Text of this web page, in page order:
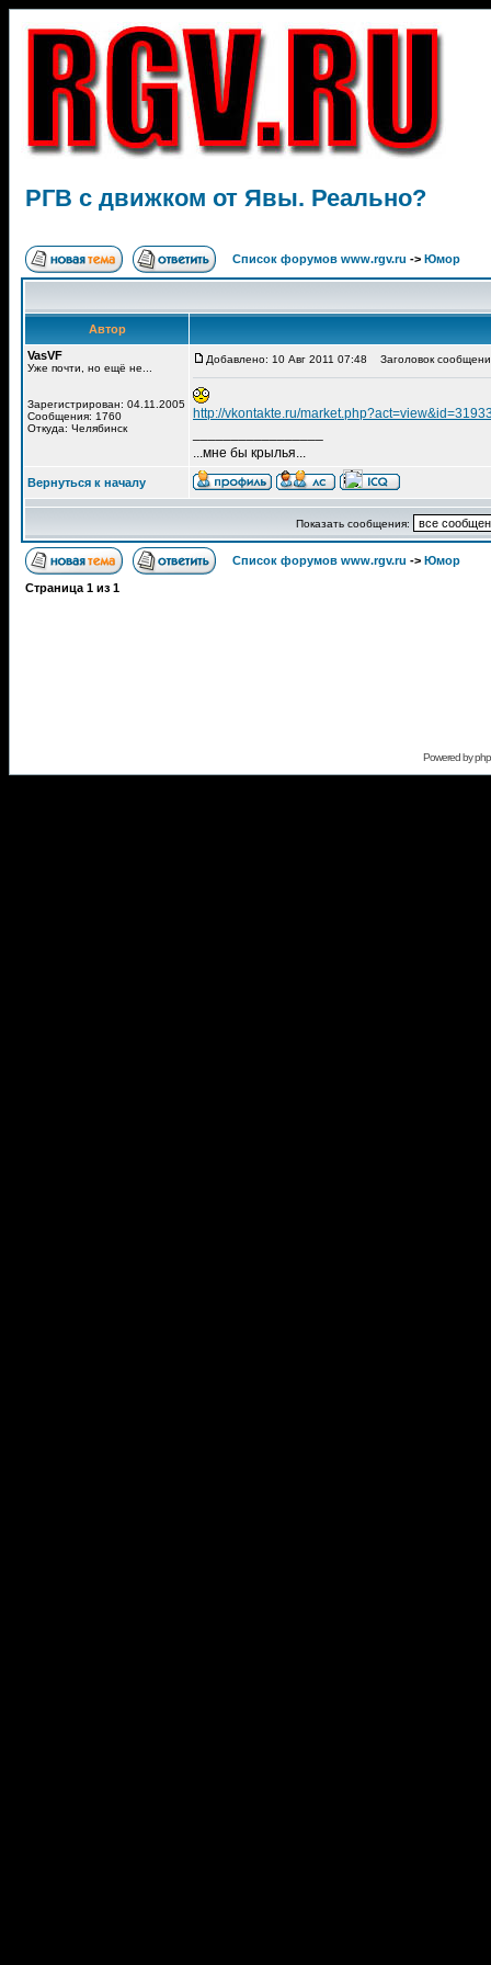
РГВ с движком от Явы. Реально?
Список форумов www.rgv.ru -> Юмор
Автор
VasVF
Уже почти, но ещё не...
Зарегистрирован: 04.11.2005
Сообщения: 1760
Откуда: Челябинск
Добавлено: 10 Авг 2011 07:48 Заголовок
http://vkontakte.ru/
...мне бы крылья...
Вернуться к началу
Показать сообщения:
Список форумов www.rgv.ru -> Юмор
Страница 1 из 1
Powered by